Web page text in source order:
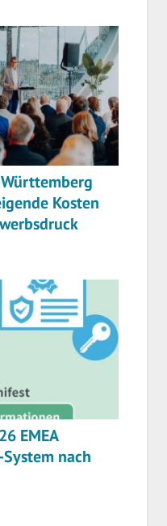
Kosten
EMEA
nach